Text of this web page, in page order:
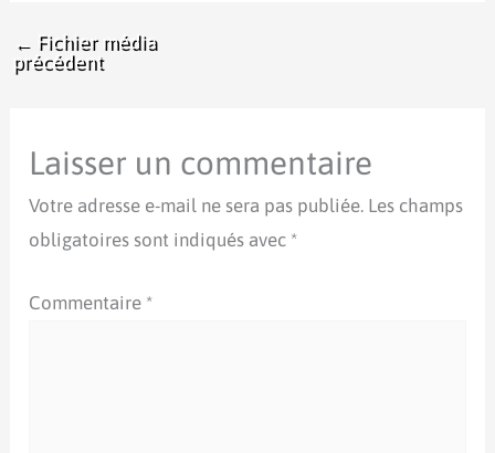
← Fichier média
précédent
Laisser un commentaire
Votre adresse e-mail ne sera pas publiée. Les champs
obligatoires sont indiqués avec *
Commentaire *